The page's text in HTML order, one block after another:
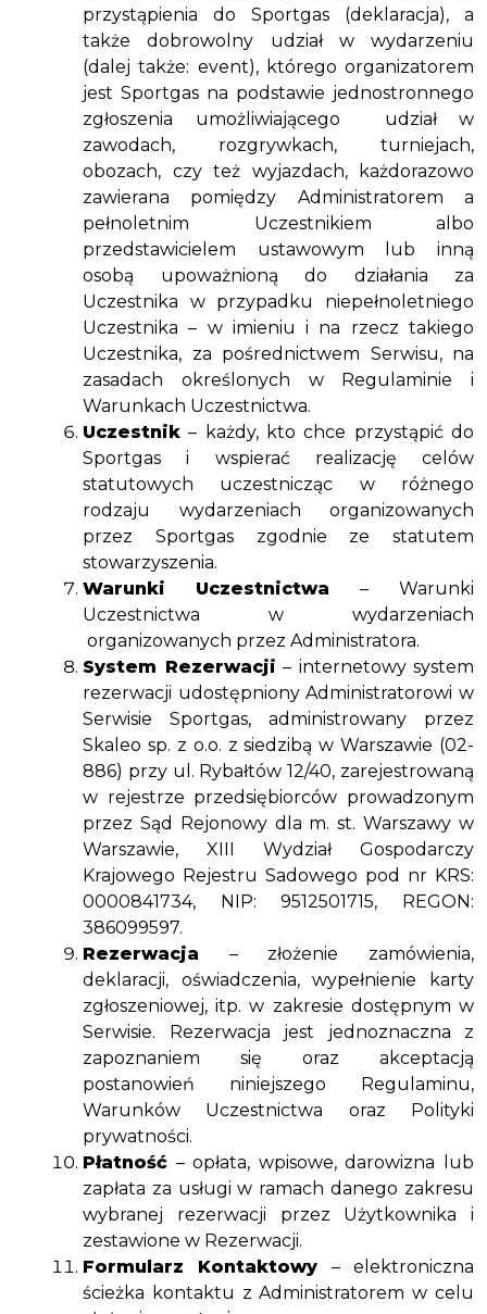
przystąpienia do Sportgas (deklaracja), a
także dobrowolny udział w wydarzeniu
(dalej także: event), którego organizatorem
jest Sportgas na podstawie jednostronnego
zgłoszenia umożliwiającego udział w
zawodach, rozgrywkach, turniejach,
obozach, czy też wyjazdach, każdorazowo
zawierana pomiędzy Administratorem a
pełnoletnim Uczestnikiem albo
przedstawicielem ustawowym lub inną
osobą upoważnioną do działania za
Uczestnika w przypadku niepełnoletniego
Uczestnika – w imieniu i na rzecz takiego
Uczestnika, za pośrednictwem Serwisu, na
zasadach określonych w Regulaminie i
Warunkach Uczestnictwa.
Uczestnik – każdy, kto chce przystąpić do
Sportgas i wspierać realizację celów
statutowych uczestnicząc w różnego
rodzaju wydarzeniach organizowanych
przez Sportgas zgodnie ze statutem
stowarzyszenia.
Warunki
Uczestnictwa– Warunki
Uczestnictwa w wydarzeniach
organizowanych przez Administratora.
System Rezerwacji – internetowy system
rezerwacji udostępniony Administratorowi w
Serwisie Sportgas, administrowany przez
Skaleo sp. z o.o. z siedzibą w Warszawie (02-
886) przy ul. Rybałtów 12/40, zarejestrowaną
w rejestrze przedsiębiorców prowadzonym
przez Sąd Rejonowy dla m. st. Warszawy w
Warszawie, XIII Wydział Gospodarczy
Krajowego Rejestru Sadowego pod nr KRS:
0000841734, NIP: 9512501715, REGON:
386099597.
Rezerwacja – złożenie zamówienia,
deklaracji, oświadczenia, wypełnienie karty
zgłoszeniowej, itp. w zakresie dostępnym w
Serwisie. Rezerwacja jest jednoznaczna z
zapoznaniem się oraz akceptacją
postanowień niniejszego Regulaminu,
Warunków Uczestnictwa oraz Polityki
prywatności.
Płatność – opłata, wpisowe, darowizna lub
zapłata za usługi w ramach danego zakresu
wybranej rezerwacji przez Użytkownika i
zestawione w Rezerwacji.
Formularz Kontaktowy – elektroniczna
ścieżka kontaktu z Administratorem w celu